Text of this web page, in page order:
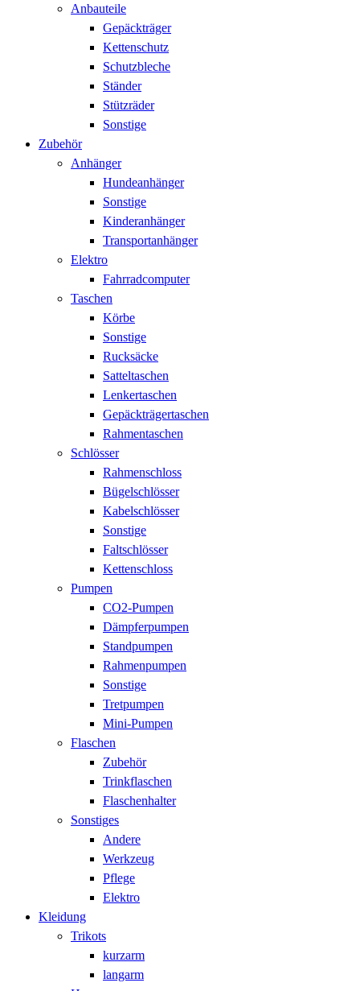
Anbauteile
Gepäckträger
Kettenschutz
Schutzbleche
Ständer
Stützräder
Sonstige
Zubehör
Anhänger
Hundeanhänger
Sonstige
Kinderanhänger
Transportanhänger
Elektro
Fahrradcomputer
Taschen
Körbe
Sonstige
Rucksäcke
Satteltaschen
Lenkertaschen
Gepäckträgertaschen
Rahmentaschen
Schlösser
Rahmenschloss
Bügelschlösser
Kabelschlösser
Sonstige
Faltschlösser
Kettenschloss
Pumpen
CO2-Pumpen
Dämpferpumpen
Standpumpen
Rahmenpumpen
Sonstige
Tretpumpen
Mini-Pumpen
Flaschen
Zubehör
Trinkflaschen
Flaschenhalter
Sonstiges
Andere
Werkzeug
Pflege
Elektro
Kleidung
Trikots
kurzarm
langarm